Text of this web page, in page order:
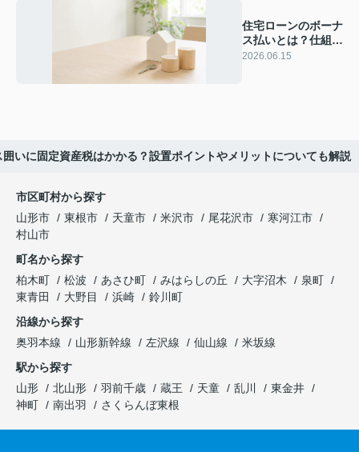
住宅ローンのボーナ
ス払いとは？仕組み
やメリットとデメリ
2026.06.15
囲いに固定資産税はかかる？設置ポイントやメリットについても解説
市区町村から探す
山形市
東根市 天童市 米沢市 尾花沢市
寒河江市
村山市
町名から探す
柏木町
松波 あさひ町 みはらしの丘 大字沼木
泉町
東青田
大野目 浜崎
鈴川町
沿線から探す
奥羽本線
山形新幹線 左沢線 仙山線
米坂線
駅から探す
山形
北山形 羽前千歳 蔵王 天童 乱川
東金井
神町
南出羽 さくらんぼ東根